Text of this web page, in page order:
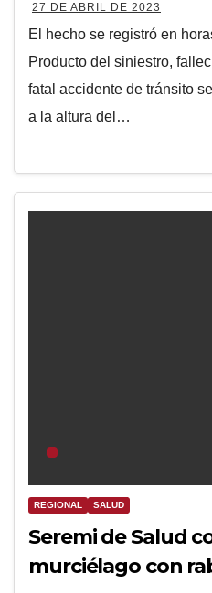
27 DE ABRIL DE 2023
El hecho se registró en
Producto del siniestro,
fatal accidente de tránsito
a la altura del…
REGIONAL SALUD
Seremi de Salud
murciélago con